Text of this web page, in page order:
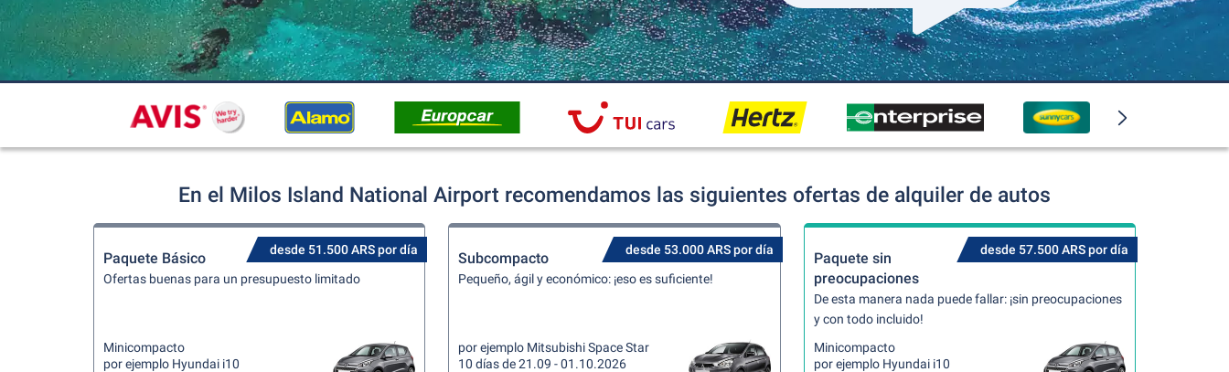
En el Milos Island National Airport recomendamos las siguientes ofertas de alquiler de autos
desde 51.500 ARS por día
Paquete Básico
Ofertas buenas para un presupuesto limitado
Minicompacto
por ejemplo Hyundai i10
desde 53.000 ARS por día
Subcompacto
Pequeño, ágil y económico: ¡eso es suficiente!
por ejemplo Mitsubishi Space Star
10 días de 21.09 - 01.10.2026
desde 57.500 ARS por día
Paquete sin
preocupaciones
De esta manera nada puede fallar: ¡sin preocupaciones
y con todo incluido!
Minicompacto
por ejemplo Hyundai i10